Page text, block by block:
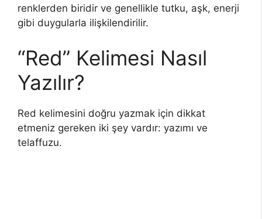
renklerden biridir ve genellikle tutku, aşk, enerji
gibi duygularla ilişkilendirilir.
“Red” Kelimesi Nasıl
Yazılır?
Red kelimesini doğru yazmak için dikkat
etmeniz gereken iki şey vardır: yazımı ve
telaffuzu.